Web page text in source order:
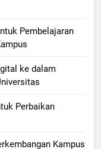
Pembelajaran
ke dalam
Perbaikan
Kampus